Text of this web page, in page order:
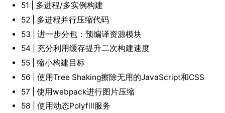
51 | 多进程/多实例构建
52 | 多进程并行压缩代码
53 | 进一步分包：预编译资源模块
54 | 充分利用缓存提升二次构建速度
55 | 缩小构建目标
56 | 使用Tree Shaking擦除无用的JavaScript和CSS
57 | 使用webpack进行图片压缩
58 | 使用动态Polyfill服务